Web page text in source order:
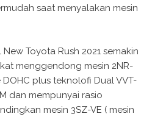
saat menyalakan mesin
Toyota Rush 2021 semakin
menggendong mesin 2NR-
DOHC plus teknolofi Dual VVT-
dan mempunyai rasio
mesin 3SZ-VE ( mesin